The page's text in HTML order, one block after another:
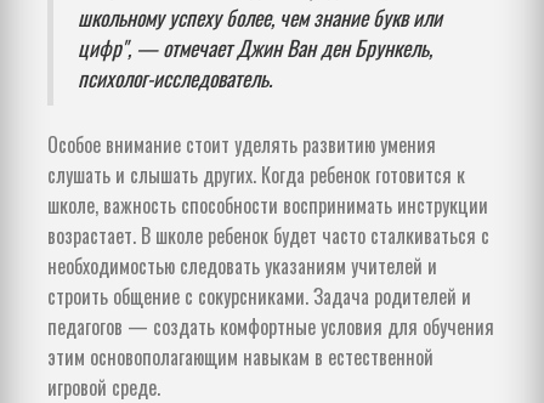
школьному успеху более, чем знание букв или
цифр", — отмечает Джин Ван ден Брункель,
психолог-исследователь.
Особое внимание стоит уделять развитию умения
слушать и слышать других. Когда ребенок готовится к
школе, важность способности воспринимать инструкции
возрастает. В школе ребенок будет часто сталкиваться с
необходимостью следовать указаниям учителей и
строить общение с сокурсниками. Задача родителей и
педагогов — создать комфортные условия для обучения
этим основополагающим навыкам в естественной
игровой среде.